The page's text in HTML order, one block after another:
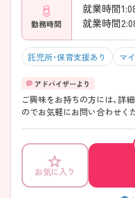
勤務時間
就業時間
就業時間2:08
託児所・保育支援あり マ
ご興味をお持ちの方には、詳
のでお気軽にお問い合わせく
お気に入り